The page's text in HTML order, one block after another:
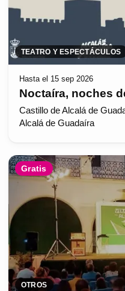
TEATRO Y ESPECTÁCULOS
Hasta el 15 sep 2026
Noctaíra, noches
Castillo de Alcalá de
Alcalá de Guadaíra
Gratis
OTROS